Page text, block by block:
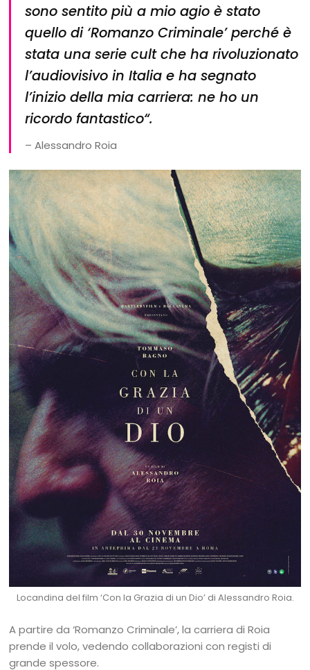
sono sentito più a mio agio è stato
quello di ‘Romanzo Criminale’ perché è
stata una serie cult che ha rivoluzionato
l’audiovisivo in Italia e ha segnato
l’inizio della mia carriera: ne ho un
ricordo fantastico“.
– Alessandro Roia
Locandina del film ‘Con la Grazia di un Dio’ di Alessandro Roia.
A partire da ‘Romanzo Criminale’, la carriera di Roia
prende il volo, vedendo collaborazioni con registi di
grande spessore.